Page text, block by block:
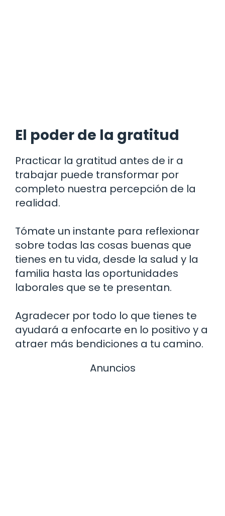
El poder de la gratitud
Practicar la gratitud antes de ir a
trabajar puede transformar por
completo nuestra percepción de la
realidad.
Tómate un instante para reflexionar
sobre todas las cosas buenas que
tienes en tu vida, desde la salud y la
familia hasta las oportunidades
laborales que se te presentan.
Agradecer por todo lo que tienes te
ayudará a enfocarte en lo positivo y a
atraer más bendiciones a tu camino.
Anuncios